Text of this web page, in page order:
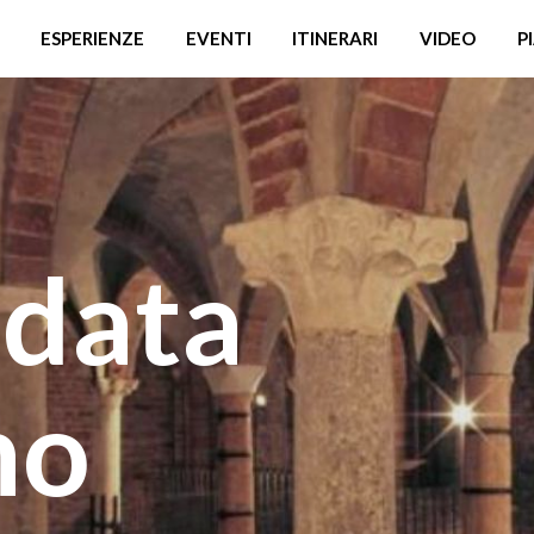
ESPERIENZE EVENTI ITINERARI VIDEO